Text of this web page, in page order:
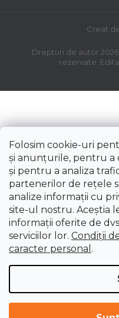
Folosim cookie-uri
și anunțurile, pentru a
și pentru a analiza
partenerilor de rețele
analize informații cu
site-ul nostru. Aceștia
informații oferite de
serviciilor lor. Condiții
caracter personal .
Cârlig
Creat
Drepturi de autor 2026
rezervate.